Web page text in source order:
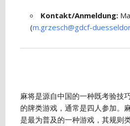
Kontakt/Anmeldung:
(m.grzesch@gdcf-
麻将是源自中国的一种既考验技
的牌类游戏，通常是四人参加。
是最为普及的一种游戏，其规则